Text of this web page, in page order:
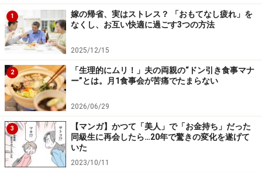
1
嫁の帰省、実はストレス？ 「おもてなし疲れ」を
なくし、お互い快適に過ごす3つの方法
2025/12/15
2
「生理的にムリ！」夫の両親の“ドン引き食事マナ
ー”とは。月1食事会が苦痛でたまらない
2026/06/29
3
【マンガ】かつて「美人」で「お金持ち」だった
同級生に再会したら…20年で驚きの変化を遂げて
いた
2023/10/11